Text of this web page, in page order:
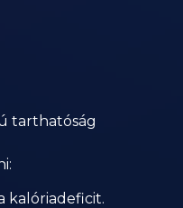
tarthatóság
kalóriadeficit.